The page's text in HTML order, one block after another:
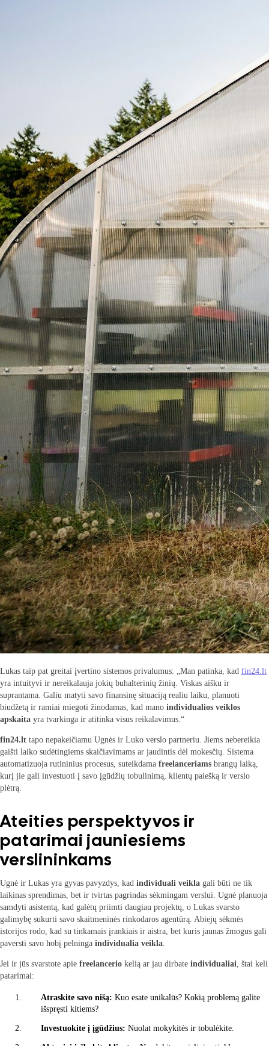
Lukas taip pat greitai įvertino sistemos privalumus: „Man patinka, kad fin24.lt
yra intuityvi ir nereikalauja jokių buhalterinių žinių. Viskas aišku ir
suprantama. Galiu matyti savo finansinę situaciją realiu laiku, planuoti
biudžetą ir ramiai miegoti žinodamas, kad mano individualios veiklos
apskaita yra tvarkinga ir atitinka visus reikalavimus.“
fin24.lt tapo nepakeičiamu Ugnės ir Luko verslo partneriu. Jiems nebereikia
gaišti laiko sudėtingiems skaičiavimams ar jaudintis dėl mokesčių. Sistema
automatizuoja rutininius procesus, suteikdama freelanceriams brangų laiką,
kurį jie gali investuoti į savo įgūdžių tobulinimą, klientų paiešką ir verslo
plėtrą.
Ateities perspektyvos ir
patarimai jauniesiems
verslininkams
Ugnė ir Lukas yra gyvas pavyzdys, kad individuali veikla gali būti ne tik
laikinas sprendimas, bet ir tvirtas pagrindas sėkmingam verslui. Ugnė planuoja
samdyti asistentą, kad galėtų priimti daugiau projektų, o Lukas svarsto
galimybę sukurti savo skaitmeninės rinkodaros agentūrą. Abiejų sėkmės
istorijos rodo, kad su tinkamais įrankiais ir aistra, bet kuris jaunas žmogus gali
paversti savo hobį pelninga individualia veikla.
Jei ir jūs svarstote apie freelancerio kelią ar jau dirbate individualiai, štai keli
patarimai:
Atraskite savo nišą: Kuo esate unikalūs? Kokią problemą galite
išspręsti kitiems?
Investuokite į įgūdžius: Nuolat mokykitės ir tobulėkite.